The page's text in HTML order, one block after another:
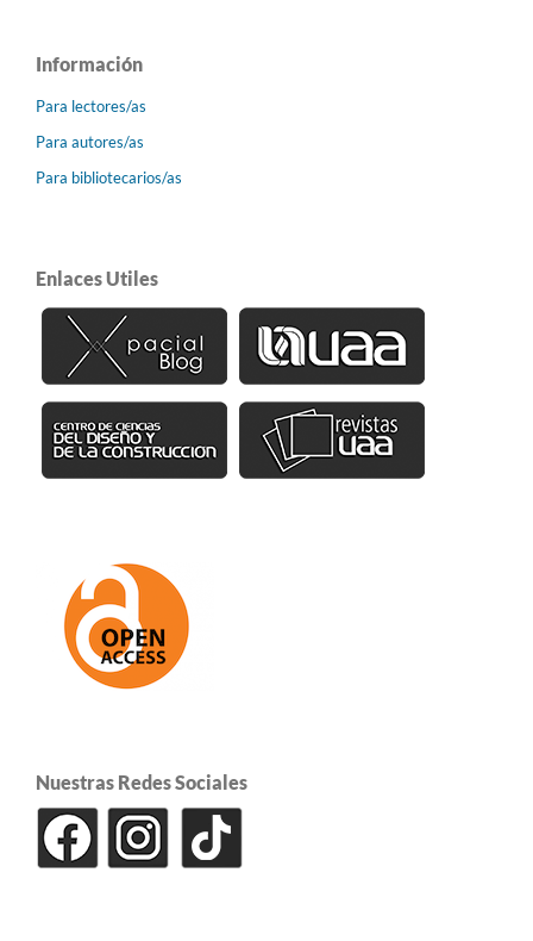
Información
Para lectores/as
Para autores/as
Para bibliotecarios/as
Enlaces Utiles
Nuestras Redes Sociales